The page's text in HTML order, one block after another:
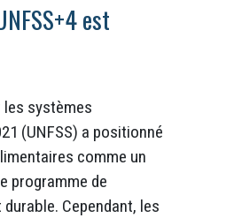
est
les systèmes
(UNFSS) a positionné
comme un
programme de
Cependant, les